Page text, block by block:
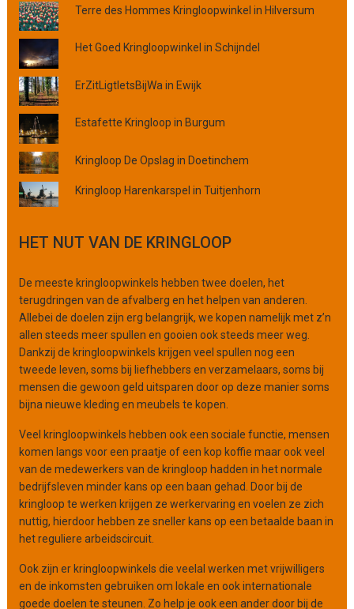
p
r
v
i
n
c
i
e
o
f
o
g
a
i
s
a
t
i
e
Terre des Hommes Kringloopwinkel in Hilversum
Het Goed Kringloopwinkel in Schijndel
ErZitLigtIetsBijWa in Ewijk
Estafette Kringloop in Burgum
Kringloop De Opslag in Doetinchem
Kringloop Harenkarspel in Tuitjenhorn
HET NUT VAN DE KRINGLOOP
De meeste kringloopwinkels hebben twee doelen, het
terugdringen van de afvalberg en het helpen van anderen.
Allebei de doelen zijn erg belangrijk, we kopen namelijk met z’n
allen steeds meer spullen en gooien ook steeds meer weg.
Dankzij de kringloopwinkels krijgen veel spullen nog een
tweede leven, soms bij liefhebbers en verzamelaars, soms bij
mensen die gewoon geld uitsparen door op deze manier soms
bijna nieuwe kleding en meubels te kopen.
Veel kringloopwinkels hebben ook een sociale functie, mensen
komen langs voor een praatje of een kop koffie maar ook veel
van de medewerkers van de kringloop hadden in het normale
bedrijfsleven minder kans op een baan gehad. Door bij de
kringloop te werken krijgen ze werkervaring en voelen ze zich
nuttig, hierdoor hebben ze sneller kans op een betaalde baan in
het reguliere arbeidscircuit.
Ook zijn er kringloopwinkels die veelal werken met vrijwilligers
en de inkomsten gebruiken om lokale en ook internationale
goede doelen te steunen. Zo help je ook een ander door bij de